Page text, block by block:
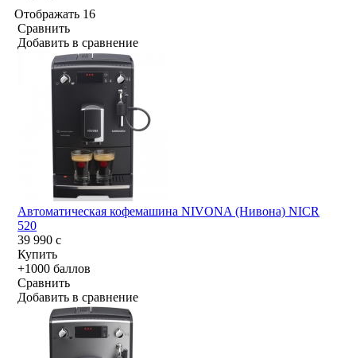
Отображать 16
Сравнить
Добавить в сравнение
Автоматическая кофемашина NIVONA (Нивона) NICR
520
39 990c
Купить
+1000 баллов
Сравнить
Добавить в сравнение